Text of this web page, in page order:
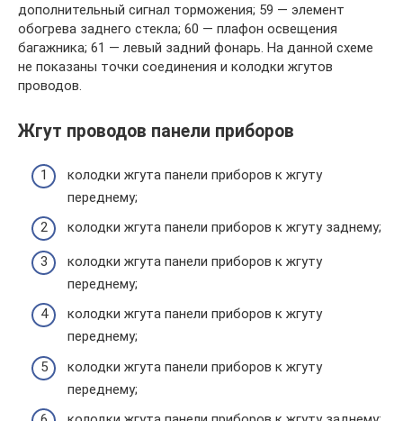
дополнительный сигнал торможения; 59 — элемент
обогрева заднего стекла; 60 — плафон освещения
багажника; 61 — левый задний фонарь. На данной схеме
не показаны точки соединения и колодки жгутов
проводов.
Жгут проводов панели приборов
колодки жгута панели приборов к жгуту
переднему;
колодки жгута панели приборов к жгуту заднему;
колодки жгута панели приборов к жгуту
переднему;
колодки жгута панели приборов к жгуту
переднему;
колодки жгута панели приборов к жгуту
переднему;